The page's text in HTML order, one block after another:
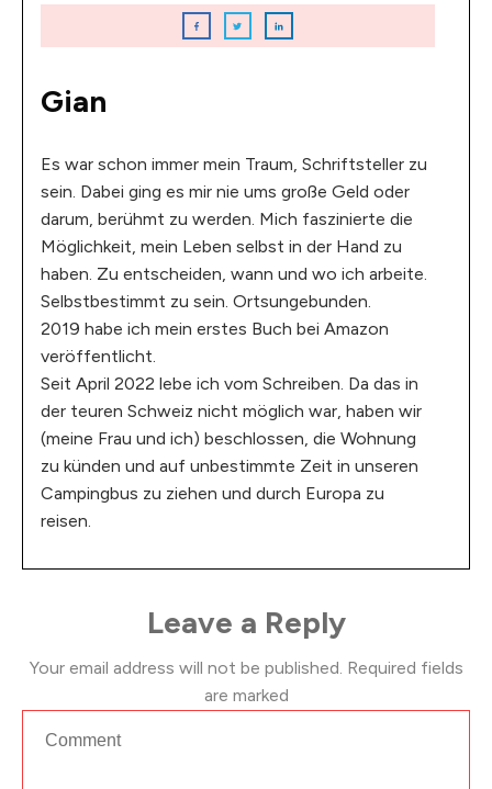
Gian
Es war schon immer mein Traum, Schriftsteller zu
sein. Dabei ging es mir nie ums große Geld oder
darum, berühmt zu werden. Mich faszinierte die
Möglichkeit, mein Leben selbst in der Hand zu
haben. Zu entscheiden, wann und wo ich arbeite.
Selbstbestimmt zu sein. Ortsungebunden.
2019 habe ich mein erstes Buch bei Amazon
veröffentlicht.
Seit April 2022 lebe ich vom Schreiben. Da das in
der teuren Schweiz nicht möglich war, haben wir
(meine Frau und ich) beschlossen, die Wohnung
zu künden und auf unbestimmte Zeit in unseren
Campingbus zu ziehen und durch Europa zu
reisen.
Leave a Reply
Your email address will not be published. Required fields
are marked